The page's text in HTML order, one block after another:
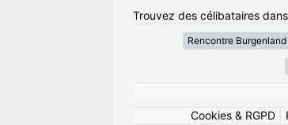
Trouvez des célibataires
Rencontre Burgenland
Cookies & RGPD|